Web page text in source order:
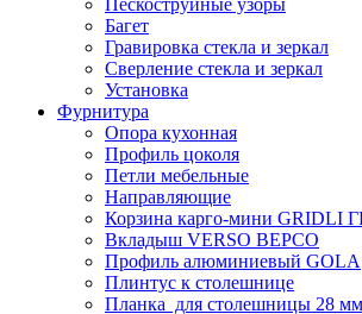
Пескоструйные узоры
Багет
Гравировка стекла и зеркал
Сверление стекла и зеркал
Установка
Фурнитура
Опора кухонная
Профиль цоколя
Петли мебельные
Направляющие
Корзина карго-мини GRIDLI
Вкладыш VERSO ВЕРСО
Профиль алюминиевый GOLA
Плинтус к столешнице
Планка для столешницы 28 мм